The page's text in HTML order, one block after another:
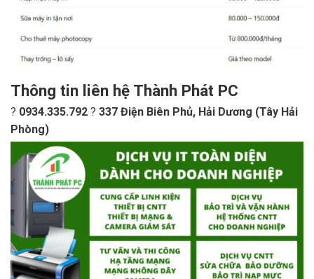
Thông tin liên hệ Thành Phát PC
? 0934.335.792 ? 337 Điện Biên Phủ, Hải Dương (Tây Hải
Phòng)